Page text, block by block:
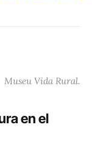
Museu Vida Rural.
en el